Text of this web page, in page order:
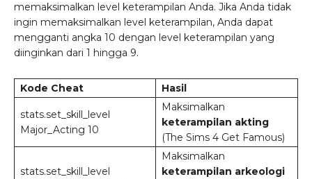
memaksimalkan level keterampilan Anda. Jika Anda tidak
ingin memaksimalkan level keterampilan, Anda dapat
mengganti angka 10 dengan level keterampilan yang
diinginkan dari 1 hingga 9.
Kode Cheat Hasil
stats.set_skill_level
Major_Acting 10
Maksimalkan
keterampilan akting
(The Sims 4 Get Famous)
stats.set_skill_level
Maksimalkan
keterampilan arkeologi